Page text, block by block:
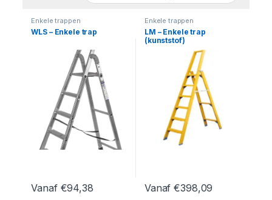
Enkele trappen
WLS – Enkele trap
Vanaf €94,38
Dit product heeft meerdere variaties. Deze optie kan
Enkele trappen
LM – Enkele trap
(kunststof)
Vanaf €398,09
Dit product heeft meerdere